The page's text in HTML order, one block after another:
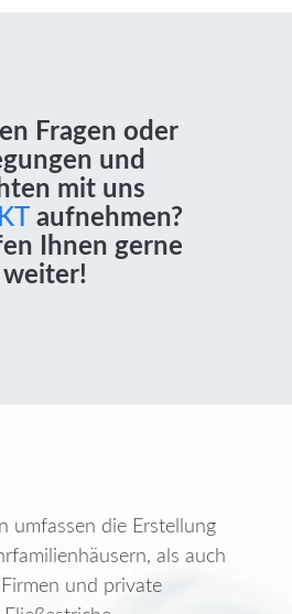
Fragen oder
und
mit uns
aufnehmen?
Ihnen gerne
weiter!
umfassen die Erstellung
als auch
Firmen und private